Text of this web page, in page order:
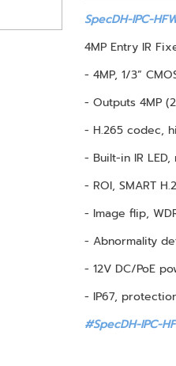
SpecDH-IPC-
4MP Entry IR
- 4MP, 1/3”
- Outputs 4MP
- H.265 codec,
- Built-in IR
- ROI, SMART
- Image flip,
- Abnormality
- 12V DC/PoE
- IP67,
#SpecDH-IPC-